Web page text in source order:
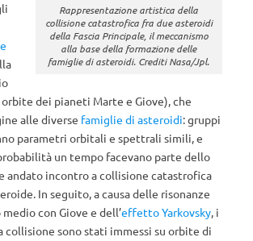
Rappresentazione artistica della
collisione catastrofica fra due asteroidi
della Fascia Principale, il meccanismo
alla base della formazione delle
famiglie di asteroidi. Crediti Nasa/Jpl.
dei pianeti Marte e Giove), che
alle diverse famiglie di asteroidi: gruppi
parametri orbitali e spettrali simili, e
un tempo facevano parte dello
andato incontro a collisione catastrofica
In seguito, a causa delle risonanze
con Giove e dell’effetto Yarkovsky, i
collisione sono stati immessi su orbite di